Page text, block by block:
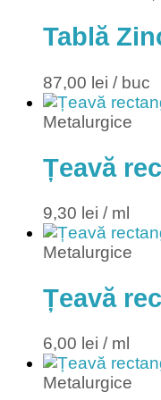
Tablă
87,00 lei / buc
Metalurgice
Țeavă
9,30 lei / ml
Metalurgice
Țeavă
6,00 lei / ml
Metalurgice